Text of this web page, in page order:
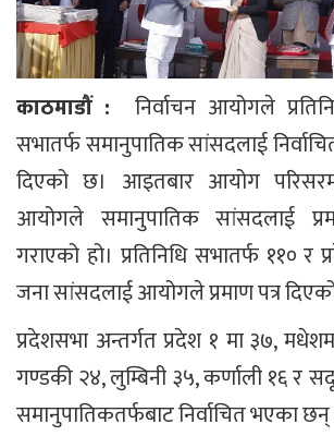
काठमाडौं :
निर्वाचन आयोगले
सभातर्फ समानुपातिक सांसदलाई
दिएको छ। आइतबार आयोग
आयोगले समानुपातिक सांसदलाई
गराएको हो। प्रतिनिधि सभातर्फ ११० र
जना सांसदलाई आयोगले प्रमाण पत्र
प्रदेशसभा अन्तर्गत प्रदेश १ मा ३७,
गण्डकी २४, लुम्बिनी ३५, कर्णाली १६ र
समानुपातिकतर्फबाट निर्वाचित भएका छन्